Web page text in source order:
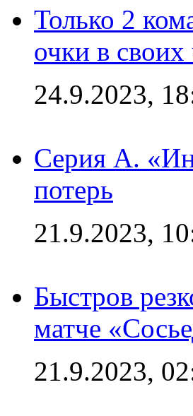
Только 2
очки в
24.9.2023,
Серия А.
потерь
21.9.2023,
Быстров
матче
21.9.2023,